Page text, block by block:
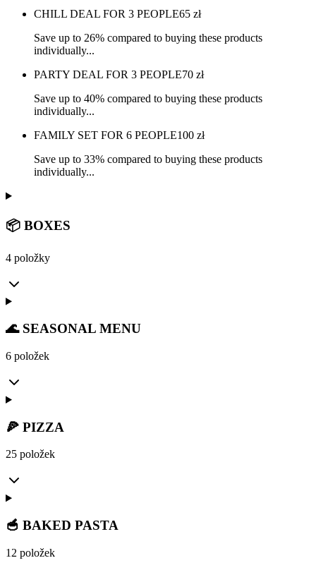
CHILL DEAL FOR 3 PEOPLE65 zł
Save up to 26% compared to buying these products
individually...
PARTY DEAL FOR 3 PEOPLE70 zł
Save up to 40% compared to buying these products
individually...
FAMILY SET FOR 6 PEOPLE100 zł
Save up to 33% compared to buying these products
individually...
📦 BOXES
4 položky
🌊 SEASONAL MENU
6 položek
🍕 PIZZA
25 položek
🥣 BAKED PASTA
12 položek